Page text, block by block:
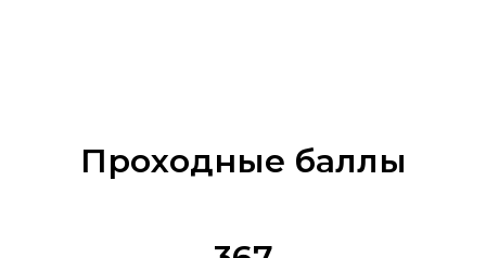
Проходные баллы